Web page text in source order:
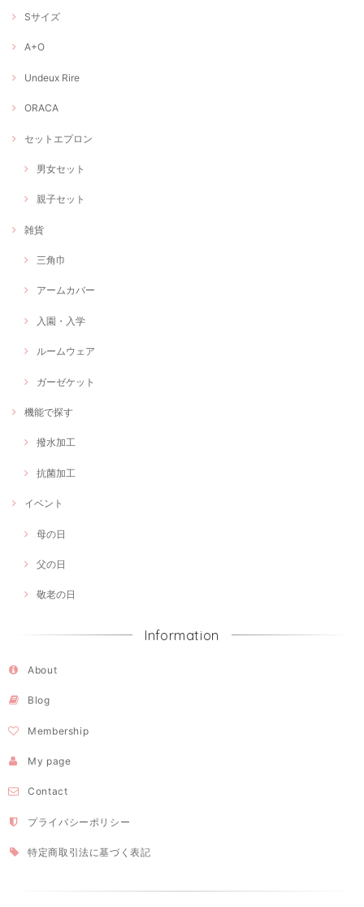
Sサイズ
A+O
Undeux Rire
ORACA
セットエプロン
男女セット
親子セット
雑貨
三角巾
アームカバー
入園・入学
ルームウェア
ガーゼケット
機能で探す
撥水加工
抗菌加工
イベント
母の日
父の日
敬老の日
Information
About
Blog
Membership
My page
Contact
プライバシーポリシー
特定商取引法に基づく表記